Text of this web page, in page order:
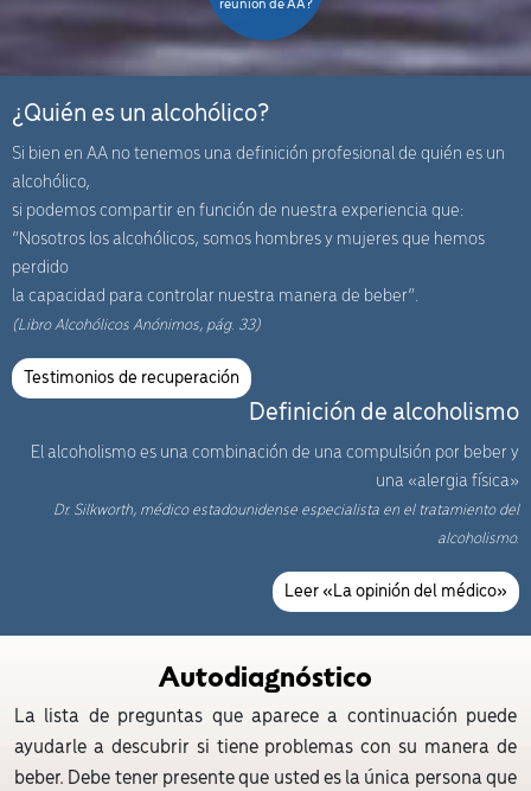
reunión de AA?
¿Quién es un alcohólico?
Si bien en AA no tenemos una definición profesional de quién es un
alcohólico,
si podemos compartir en función de nuestra experiencia que:
“Nosotros los alcohólicos, somos hombres y mujeres que hemos
perdido
la capacidad para controlar nuestra manera de beber”.
(Libro Alcohólicos Anónimos, pág. 33)
Testimonios de recuperación
Definición de alcoholismo
El alcoholismo es una combinación de una compulsión por beber y
una «alergia física»
Dr. Silkworth, médico estadounidense especialista en el tratamiento del
alcoholismo.
Leer «La opinión del médico»
Autodiagnóstico
La lista de preguntas que aparece a continuación puede
ayudarle a descubrir si tiene problemas con su manera de
beber. Debe tener presente que usted es la única persona que